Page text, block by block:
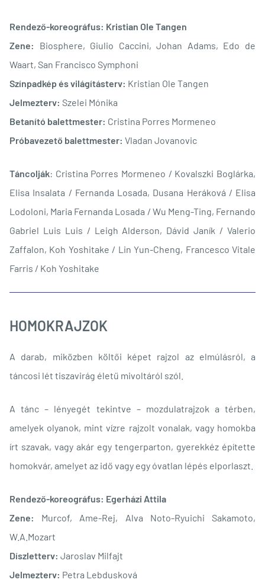
Rendező-koreográfus: Kristian Ole Tangen
Zene:
Biosphere, Giulio Caccini, Johan Adams, Edo de
Waart, San Francisco Symphoni
Színpadkép és világításterv: Kristian Ole Tangen
Jelmezterv: Szelei Mónika
Betanító balettmester: Cristina Porres Mormeneo
Próbavezető balettmester: Vladan Jovanovic
Táncolják: Cristina Porres Mormeneo / Kovalszki Boglárka,
Elisa Insalata / Fernanda Losada, Dusana Heráková / Elisa
Lodoloni, Maria Fernanda Losada / Wu Meng-Ting, Fernando
Gabriel Luis Luis / Leigh Alderson, Dávid Janík / Valerio
Zaffalon, Koh Yoshitake / Lin Yun-Cheng, Francesco Vitale
Farris / Koh Yoshitake
HOMOKRAJZOK
A darab, miközben költői képet rajzol az elmúlásról, a
táncosi lét tiszavirág életű mivoltáról szól.
A tánc – lényegét tekintve – mozdulatrajzok a térben,
amelyek olyanok, mint vízre rajzolt vonalak, vagy homokba
írt szavak, vagy akár egy tengerparton, gyerekkéz építette
homokvár, amelyet az idő vagy egy óvatlan lépés elporlaszt.
Rendező-koreográfus: Egerházi Attila
Zene:
Murcof, Ame-Rej, Alva Noto-Ryuichi Sakamoto,
W.A.Mozart
Díszletterv: Jaroslav Milfajt
Jelmezterv: Petra Lebdusková